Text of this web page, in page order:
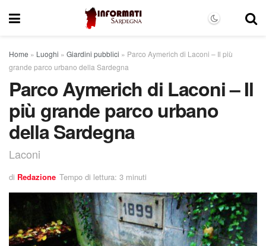
Home » Luoghi » Giardini pubblici » Parco Aymerich di Laconi – Il più
grande parco urbano della Sardegna
Parco Aymerich di Laconi – Il
più grande parco urbano
della Sardegna
Laconi
di Redazione Tempo di lettura: 3 minuti